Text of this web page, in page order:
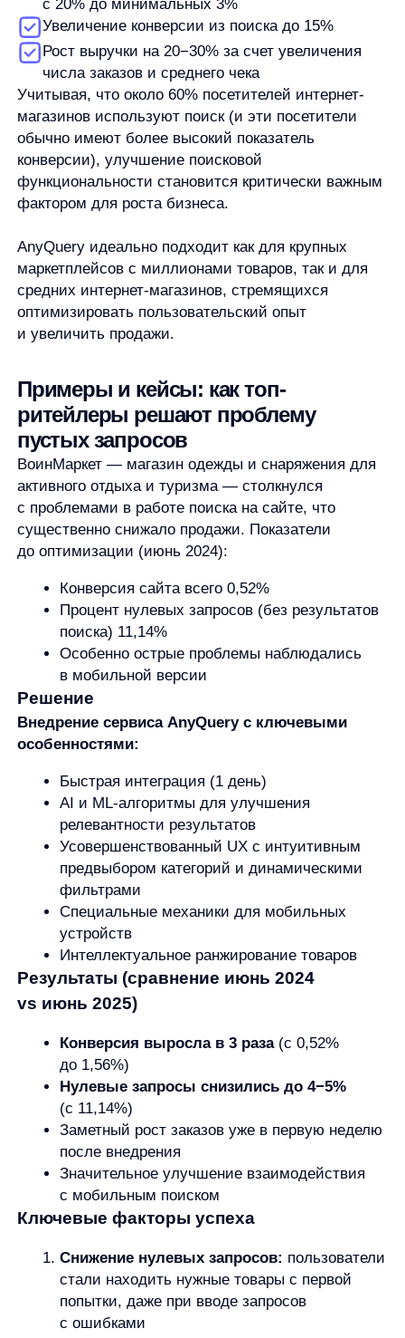
устройств
Интеллектуальное ранжирование товаров
Результаты (сравнение июнь 2024
vs июнь 2025)
Конверсия выросла в 3 раза(с 0,52%
до 1,56%)
Нулевые запросы снизились до 4−5%
(с 11,14%)
Заметный рост заказов уже в первую неделю
после внедрения
Значительное улучшение взаимодействия
Ключевые факторы успеха
стали находить нужные товары с первой
попытки, даже при вводе запросов
с ошибками
подсказки
Умные алгоритмы релевантности:AI-
подбор категорий, интеллектуальное
ранжирование товаров
Постоянная аналитика и настройка:
мониторинг отчётов, анализ поведения
пользователей, корреляция запросов
с покупками
Кейс наглядно демонстрирует, что инвестиции
улучшение пользовательского опыта,
а прямые бизнес-инвестиции с измеримой
отдачей:
Рост конверсии и выручки
Повышение маржинальности за счет
снижения возвратов и обращений
в поддержку
Улучшение пользовательского опыта,
особенно на мобильных устройствах
Эффективный поиск действительно является
мостом между желанием покупателя
и моментом покупки, превращаясь в ключевой
драйвер роста выручки для интернет-
магазина.
Практические рекомендации: что
можно сделать уже сейчас?
Вот что вы можете внедрить для решения
Анализируйте данные:
логи поисковых запросов, которые не дали
результатов — это ценный источник для
расширения ассортимента и улучшения
Оптимизируйте страницу «ничего
не найдено»:добавьте релевантные
рекомендации и альтернативные товары,
предложите подписку на уведомление
о поступлении.